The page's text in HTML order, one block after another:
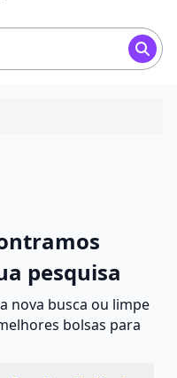
pesquisa
nova busca ou limpe
bolsas para